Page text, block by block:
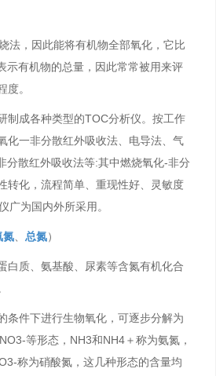
法，因此能将有机物全部氧化，它比
示有机物的总量，因此常常被用来评
度。
制成各种类型的TOC分析仪。按工作
化一非分散红外吸收法、电导法、气
分散红外吸收法等:其中燃烧氧化-非分
转化，流程简单、重现性好、灵敏度
广为国内外所采用。
氮 总氮）
白质、氨基酸、尿素等含氮有机化合
条件下进行生物氧化，可逐步分解为
等形态，NH3和NH4＋称为氨氮，
称为硝酸氮，这几种形态的含量均